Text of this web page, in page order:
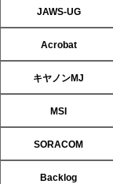
JAWS-UG
Acrobat
キヤノンMJ
MSI
SORACOM
Backlog